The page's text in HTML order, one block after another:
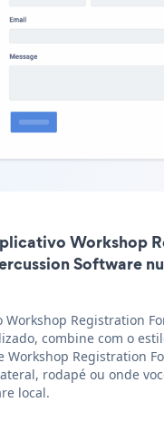
Workshop
Software
Workshop Registration
combine com o
Workshop Registration
rodapé ou onde
local.